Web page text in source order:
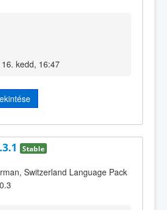
kedd, 16:47
Stable
Switzerland Language Pack